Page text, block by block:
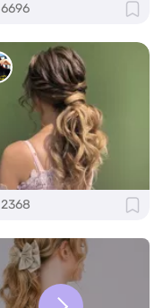
6696
2368